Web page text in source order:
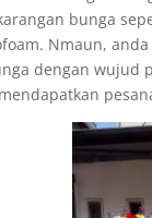
bunga
Nmaun,
dengan wujud